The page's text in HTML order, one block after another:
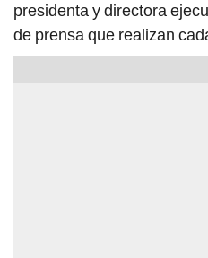
presidenta y directora
de prensa que realizan